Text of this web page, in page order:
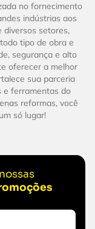
no fornecimento
indústrias aos
diversos setores,
tipo de obra e
segurança e alto
oferecer a melhor
sua parceria
e ferramentas do
reformas, você
só lugar!